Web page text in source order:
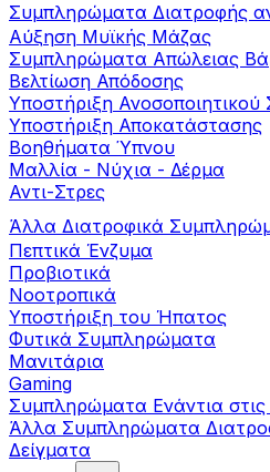
Συμπληρώματα Διατροφής
Αύξηση Μυϊκής Μάζας
Συμπληρώματα Aπώλειας
Βελτίωση Απόδοσης
Υποστήριξη
Yποστήριξη Αποκατάστασης
Βοηθήματα Ύπνου
Μαλλία - Νύχια - Δέρμα
Αντι-Στρες
Άλλα Διατροφικά
Πεπτικά Ένζυμα
Προβιοτικά
Νοοτροπικά
Υποστήριξη του Ήπατος
Φυτικά Συμπληρώματα
Μανιτάρια
Gaming
Συμπληρώματα Ενάντια
Άλλα Συμπληρώματα
Δείγματα